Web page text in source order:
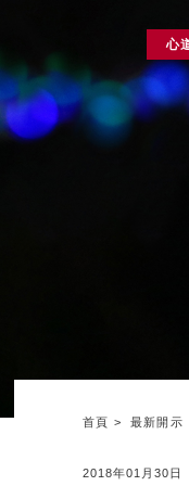
首頁 最新開示
2018年01月30日
心